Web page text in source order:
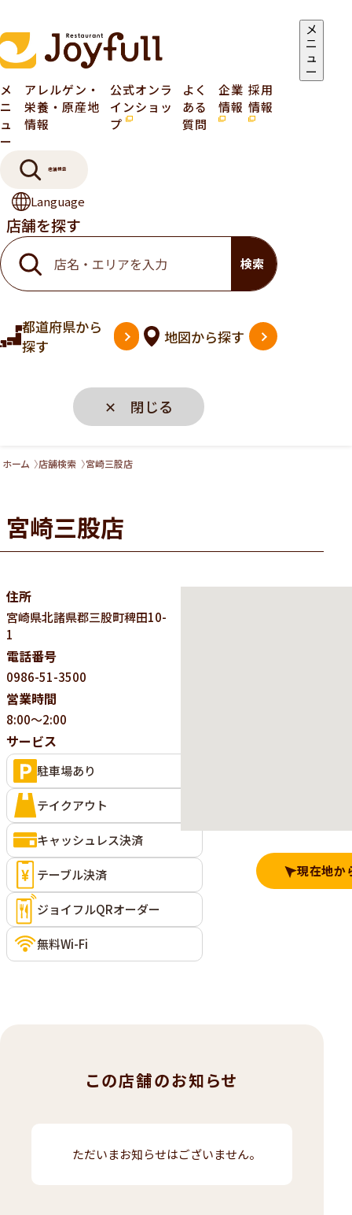
メ
ニ
ュ
ー
メ
ニ
ュ
ー
アレルゲン・
栄養・原産地
情報
公式オンラ
インショッ
プ
よく
ある
質問
企業
情報
採用
情報
店舗検索
Language
店舗を探す
検索
都道府県から
探す
地図から探す
✕ 閉じる
ホーム 店舗検索 宮崎三股店
宮崎三股店
住所
宮崎県北諸県郡三股町稗田10-
1
電話番号
0986-51-3500
営業時間
8:00～2:00
サービス
駐車場あり
テイクアウト
キャッシュレス決済
テーブル決済
ジョイフルQRオーダー
無料Wi-Fi
現在地か
この店舗のお知らせ
ただいまお知らせはございません。